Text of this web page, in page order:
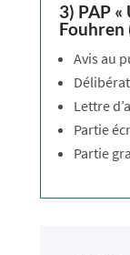
3) PAP «
Fouhren
Avis au
Lettre
Partie
Partie